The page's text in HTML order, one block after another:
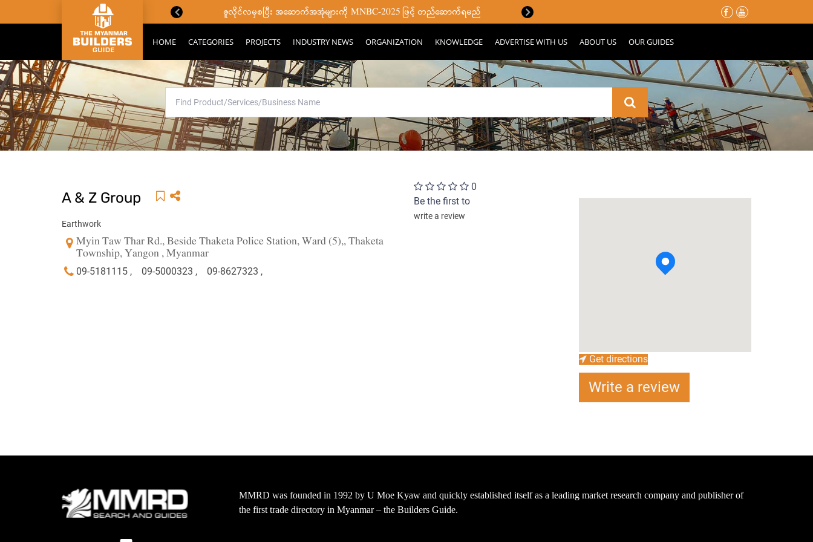
ဇူလိုင်လမှစပြီး အဆောက်အအုံများကို MNBC-2025 ဖြင့် တည်ဆောက်ရမည် မိုးတွင်းမှာ သင့်နေအိမ်လေး မပျက်စီးသွားဖို့ ပြင်ဆင်ထားသင့်တဲ့ အခ
HOME CATEGORIES PROJECTS INDUSTRY NEWS ORGANIZATION KNOWLEDGE ADVERTISE WITH US ABOUT US OUR GUIDES
A & Z Group
Earthwork
Myin Taw Thar Rd., Beside Thaketa Police Station, Ward (5),, Thaketa
Township, Yangon , Myanmar
09-5181115 , 09-5000323 , 09-8627323 ,
0
Be the first to
write a review
Get directions
Write a review
MMRD was founded in 1992 by U Moe Kyaw and quickly established itself as a leading market research company and publisher of
the first trade directory in Myanmar – the Builders Guide.